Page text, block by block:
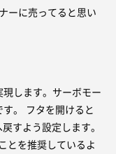
ーに売ってると思い
します。サーボモー
。 フタを開けると
すよう設定します。
とを推奨しているよ